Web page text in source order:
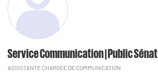
Service Communication | Public Sénat
ASSISTANTE CHARGÉE DE COMMUNICATION